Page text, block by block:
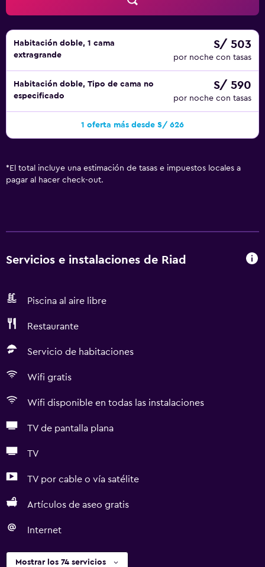
Habitación doble, 1 cama
extragrande
S/ 503
por noche con tasas
Habitación doble, Tipo de cama no
especificado
S/ 590
por noche con tasas
1 oferta más desde S/ 626
* El total incluye una estimación de tasas e impuestos locales a
pagar al hacer check-out.
Servicios e instalaciones de Riad
Piscina al aire libre
Restaurante
Servicio de habitaciones
Wifi gratis
Wifi disponible en todas las instalaciones
TV de pantalla plana
TV
TV por cable o vía satélite
Artículos de aseo gratis
Internet
Mostrar los 74 servicios